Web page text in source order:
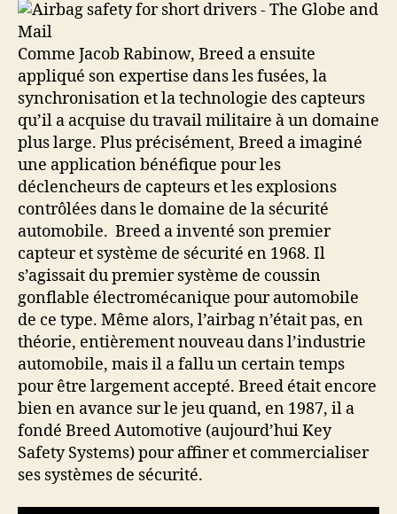
Comme Jacob Rabinow, Breed a ensuite
appliqué son expertise dans les fusées, la
synchronisation et la technologie des capteurs
qu’il a acquise du travail militaire à un domaine
plus large. Plus précisément, Breed a imaginé
une application bénéfique pour les
déclencheurs de capteurs et les explosions
contrôlées dans le domaine de la sécurité
automobile. Breed a inventé son premier
capteur et système de sécurité en 1968. Il
s’agissait du premier système de coussin
gonflable électromécanique pour automobile
de ce type. Même alors, l’airbag n’était pas, en
théorie, entièrement nouveau dans l’industrie
automobile, mais il a fallu un certain temps
pour être largement accepté. Breed était encore
bien en avance sur le jeu quand, en 1987, il a
fondé Breed Automotive (aujourd’hui Key
Safety Systems) pour affiner et commercialiser
ses systèmes de sécurité.